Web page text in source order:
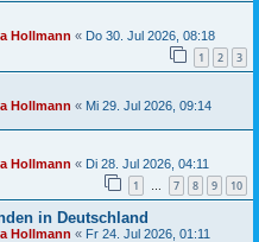
Hollmann « Do 30. Jul 2026, 08:18
1 2 3
Hollmann « Mi 29. Jul 2026, 09:14
Hollmann « Di 28. Jul 2026, 04:11
1 … 7 8 9 10
in Deutschland
Hollmann « Fr 24. Jul 2026, 01:11